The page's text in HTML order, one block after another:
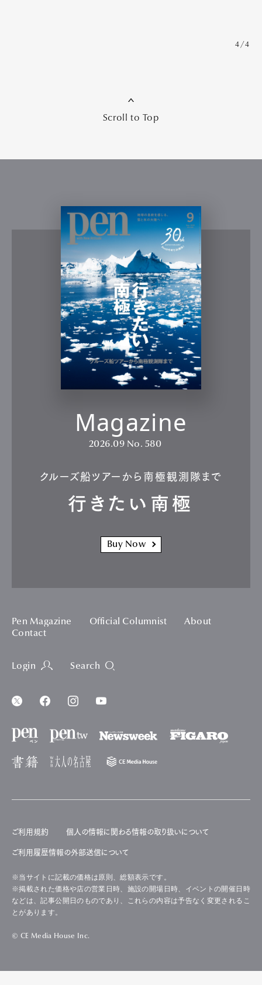
4/4
Scroll to Top
Magazine
2026.09 No. 580
クルーズ船ツアーから南極観測隊まで
行きたい南極
Buy Now
Pen Magazine Official Columnist
About
Contact
Login Search
ご利用規約 個人の情報に関わる情報の取り扱いについて
ご利用履歴情報の外部送信について
※当サイトに記載の価格は原則、総額表示です。
※掲載された価格や店の営業日時、施設の開場日時、イベントの開催日時
などは、記事公開日のものであり、これらの内容は予告なく変更されるこ
とがあります。
© CE Media House Inc.